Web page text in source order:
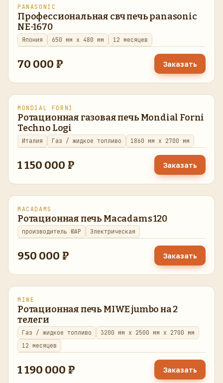
восстановлено
PANASONIC
Профессиональная свч печь panasonic
NE-1670
Япония 650 мм x 480 мм 12 месяцев
70 000 ₽ Заказать
восстановлено
MONDIAL FORNI
Ротационная газовая печь Mondial Forni
Теchnо Logi
Италия Газ / жидкое топливо 1860 мм x 2700 мм
1 150 000 ₽ Заказать
восстановлено
MACADAMS
Ротационная печь Macadams 120
производитель ЮАР Электрическая
950 000 ₽ Заказать
восстановлено
MIWE
Ротационная печь MIWE jumbo на 2
телеги
Газ / жидкое топливо
3200 мм x 2500 мм x 2700 мм
12 месяцев
1 190 000 ₽ Заказать